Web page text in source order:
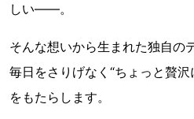
しい――。
そんな想いから生まれた独自の
毎日をさりげなく“ちょっと贅沢
をもたらします。